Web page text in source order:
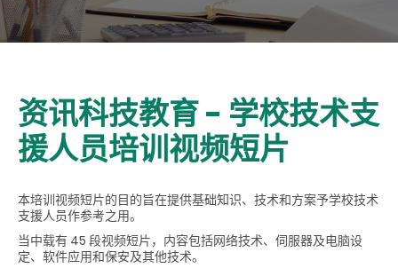
资讯科技教育 - 学校技术支
援人员培训视频短片
本培训视频短片的目的旨在提供基础知识、技术和方案予学校技术
支援人员作参考之用。
当中载有 45 段视频短片，内容包括网络技术、伺服器及电脑设
定、软件应用和保安及其他技术。